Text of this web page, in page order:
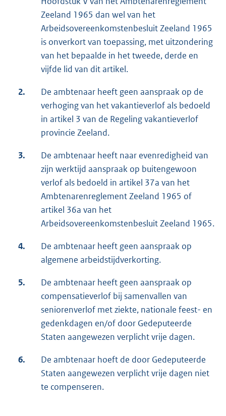
Zeeland 1965 dan wel van het
Arbeidsovereenkomstenbesluit Zeeland 1965
is onverkort van toepassing, met uitzondering
van het bepaalde in het tweede, derde en
vijfde lid van dit artikel.
2.
De ambtenaar heeft geen aanspraak op de
verhoging van het vakantieverlof als bedoeld
in artikel 3 van de Regeling vakantieverlof
provincie Zeeland.
3.
De ambtenaar heeft naar evenredigheid van
zijn werktijd aanspraak op buitengewoon
verlof als bedoeld in artikel 37a van het
Ambtenarenreglement Zeeland 1965 of
artikel 36a van het
Arbeidsovereenkomstenbesluit Zeeland 1965.
4.
De ambtenaar heeft geen aanspraak op
algemene arbeidstijdverkorting.
5.
De ambtenaar heeft geen aanspraak op
compensatieverlof bij samenvallen van
seniorenverlof met ziekte, nationale feest- en
gedenkdagen en/of door Gedeputeerde
Staten aangewezen verplicht vrije dagen.
6.
De ambtenaar hoeft de door Gedeputeerde
Staten aangewezen verplicht vrije dagen niet
te compenseren.